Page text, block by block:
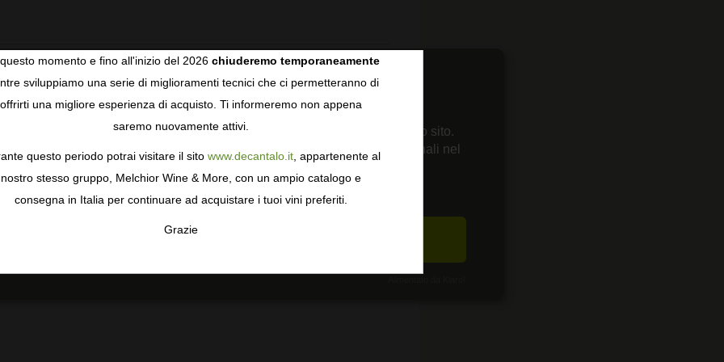
C'è stata una macerazione prefermentativa a freddo.
Sia la fermentazione alcolica che quella malolattica
COOKIES
come i cookie per personalizzare e mejorar la tua esperienza sul nostro sito.
sulla privacy
per saperne di più, o gestisci le tue preferenze personali nel
Consenso.
momento e fino all'inizio del 2026 chiuderemo temporaneamente
sviluppiamo una serie di miglioramenti tecnici che ci permetteranno di
offrirti una migliore esperienza di acquisto. Ti informeremo non appena
saremo nuovamente attivi.
questo periodo potrai visitare il sito www.decantalo.it, appartenente al
nostro stesso gruppo, Melchior Wine & More, con un ampio catalogo e
consegna in Italia per continuare ad acquistare i tuoi vini preferiti.
Grazie